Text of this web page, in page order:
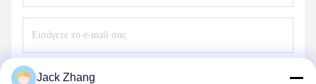
Jack Zhang